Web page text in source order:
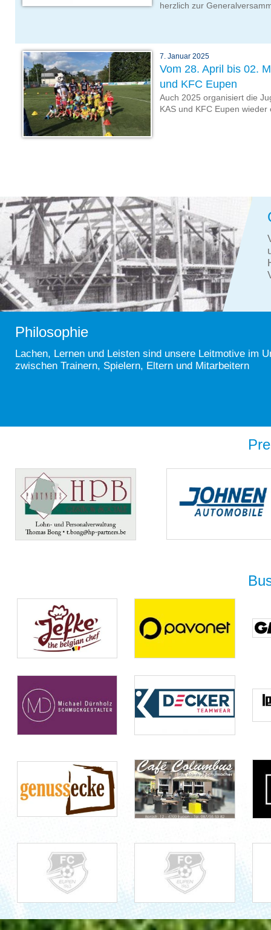
herzlich zur
7. Januar 2025
Vom 28. April bis 02.
und KFC Eupen
Auch 2025 organisiert die
KAS und KFC Eupen wieder
Philosophie
Lachen, Lernen und Leisten sind unsere Leitmotive im
zwischen Trainern, Spielern, Eltern und Mitarbeitern